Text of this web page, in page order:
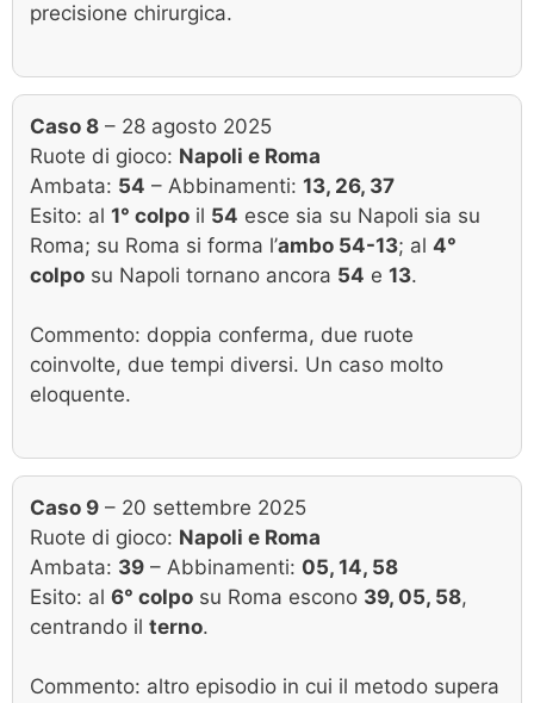
precisione chirurgica.
Caso 8 – 28 agosto 2025
Ruote di gioco: Napoli e Roma
Ambata: 54 – Abbinamenti: 13, 26, 37
Esito: al 1° colpo il 54 esce sia su Napoli sia su
Roma; su Roma si forma l’ambo 54-13; al 4°
colpo su Napoli tornano ancora 54 e 13.
Commento: doppia conferma, due ruote
coinvolte, due tempi diversi. Un caso molto
eloquente.
Caso 9 – 20 settembre 2025
Ruote di gioco: Napoli e Roma
Ambata: 39 – Abbinamenti: 05, 14, 58
Esito: al 6° colpo su Roma escono 39, 05, 58,
centrando il terno.
Commento: altro episodio in cui il metodo supera